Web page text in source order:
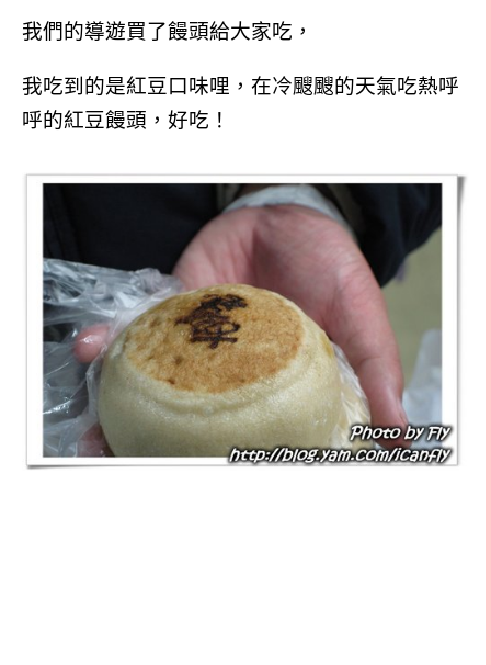
我們的導遊買了饅頭給大家吃，
我吃到的是紅豆口味哩，在冷颼颼的天氣吃熱呼
呼的紅豆饅頭，好吃！